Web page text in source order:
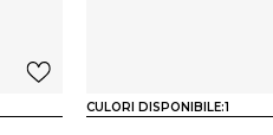
CULORI DISPONIBILE:1